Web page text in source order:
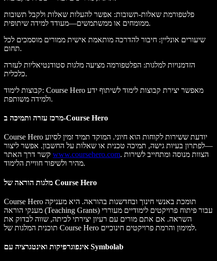
פלטפורמת שאלות-תשובות: אפשר להעלות שאלות ולקבל תשובות
ממומחים או ממשתמשים—מעודד למידה שיתופית.
שיעורים אונליין: חיבור להדרכה מותאמת אישית ממורים מוסמכים לכל
תחום.
הזדמנויות למלגות: הפלטפורמה מציעה מלגות סטודנטיאליות לעזרה
כלכלית.
קבוצות לימוד: Course Hero מאפשר יצירת קבוצות לימוד לשיתוף ידע
ולמידה משותפת.
מרכז עזרה ותמיכה ב-Course Hero
Course Hero יודעת ששירות לקוחות הוא חיוני. המוקד תמיד זמין לסיוע
—לפתרון בעיות גישה, תמיכה טכנית או שאלות על החשבון. אפשר ליצור
www.coursehero.com. הצוות מנוסה ומתחייב לשירות
מהיר ולשיפור חוויית הלימוד.
מלגות הוראה של Course Hero
Course Hero תומכת באנשי חינוך ובחדשנות בהוראה. היא מעניקה
מענקי הוראה (Teaching Grants) עבור פיתוח פרויקטים לימודיים מעוררי
השראה. אם אתם מורים עם רעיון יצירתי לכיתה, שווה לבדוק את
תוכנית המלגות של Course Hero למימון והרמת פרויקטים חינוכיים.
אינפוגרפיקות ואינטגרציה עם Symbolab